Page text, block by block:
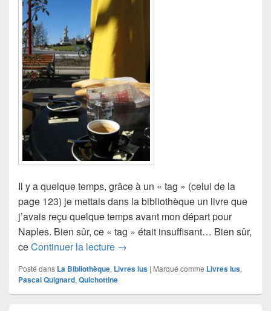
Il y a quelque temps, grâce à un « tag » (celui de la
page 123) je mettais dans la bibliothèque un livre que
j’avais reçu quelque temps avant mon départ pour
Naples. Bien sûr, ce « tag » était insuffisant… Bien sûr,
ceContinuer la lecture Rencontre autour d’un livre (1)
→
Posté dans La Bibliothèque, Livres lus | Marqué comme Livres lus,
Pascal Quignard, Quichottine